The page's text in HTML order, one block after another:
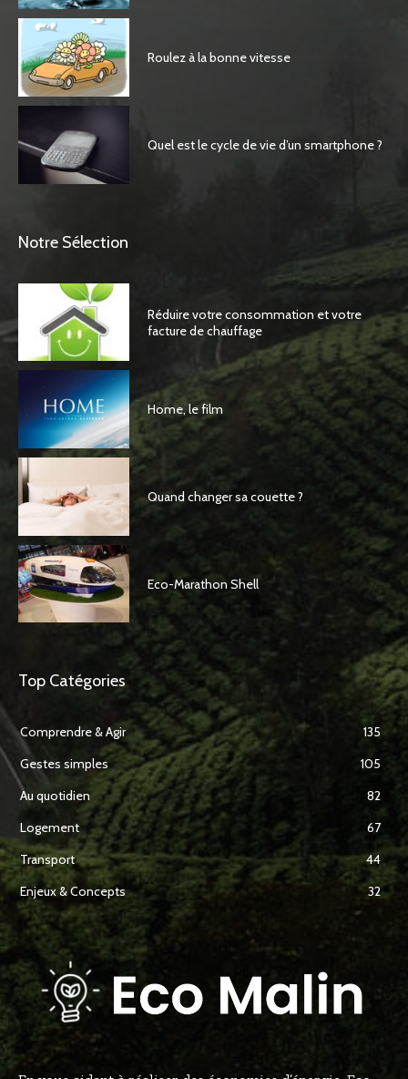
Roulez à la bonne vitesse
Quel est le cycle de vie d’un smartphone ?
Notre Sélection
Réduire votre consommation et votre
facture de chauffage
Home, le film
Quand changer sa couette ?
Eco-Marathon Shell
Top Catégories
Comprendre & Agir
135
Gestes simples
105
Au quotidien
82
Logement
67
Transport
44
Enjeux & Concepts
32